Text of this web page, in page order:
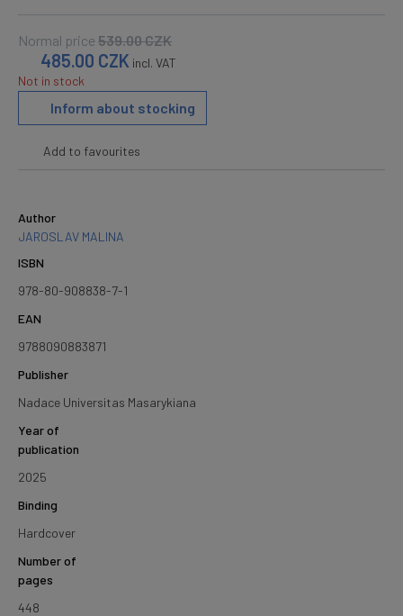
Normal price 539.00CZK
485.00 CZK incl. VAT
Not in stock
Inform about stocking
Add to favourites
Author
JAROSLAV MALINA
ISBN
978-80-908838-7-1
EAN
9788090883871
Publisher
Nadace Universitas Masarykiana
Year of
publication
2025
Binding
Hardcover
Number of
pages
448